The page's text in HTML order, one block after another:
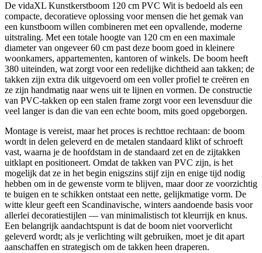
De vidaXL Kunstkerstboom 120 cm PVC Wit is bedoeld als een
compacte, decoratieve oplossing voor mensen die het gemak van
een kunstboom willen combineren met een opvallende, moderne
uitstraling. Met een totale hoogte van 120 cm en een maximale
diameter van ongeveer 60 cm past deze boom goed in kleinere
woonkamers, appartementen, kantoren of winkels. De boom heeft
380 uiteinden, wat zorgt voor een redelijke dichtheid aan takken; de
takken zijn extra dik uitgevoerd om een voller profiel te creëren en
ze zijn handmatig naar wens uit te lijnen en vormen. De constructie
van PVC-takken op een stalen frame zorgt voor een levensduur die
veel langer is dan die van een echte boom, mits goed opgeborgen.
Montage is vereist, maar het proces is rechttoe rechtaan: de boom
wordt in delen geleverd en de metalen standaard klikt of schroeft
vast, waarna je de hoofdstam in de standaard zet en de zijtakken
uitklapt en positioneert. Omdat de takken van PVC zijn, is het
mogelijk dat ze in het begin enigszins stijf zijn en enige tijd nodig
hebben om in de gewenste vorm te blijven, maar door ze voorzichtig
te buigen en te schikken ontstaat een nette, gelijkmatige vorm. De
witte kleur geeft een Scandinavische, winters aandoende basis voor
allerlei decoratiestijlen — van minimalistisch tot kleurrijk en knus.
Een belangrijk aandachtspunt is dat de boom niet voorverlicht
geleverd wordt; als je verlichting wilt gebruiken, moet je dit apart
aanschaffen en strategisch om de takken heen draperen.